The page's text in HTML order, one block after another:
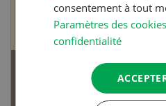
Articles biologiques
consentement à tout
Paramètres des cookies
confidentialité